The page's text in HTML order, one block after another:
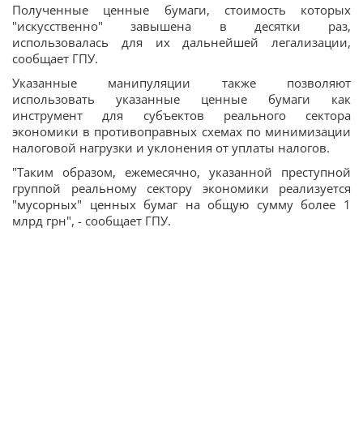
Полученные ценные бумаги, стоимость которых
"искусственно" завышена в десятки раз,
использовалась для их дальнейшей легализации,
сообщает ГПУ.
Указанные манипуляции также позволяют
использовать указанные ценные бумаги как
инструмент для субъектов реального сектора
экономики в противоправных схемах по минимизации
налоговой нагрузки и уклонения от уплаты налогов.
"Таким образом, ежемесячно, указанной преступной
группой реальному сектору экономики реализуется
"мусорных" ценных бумаг на общую сумму более 1
млрд грн", - сообщает ГПУ.